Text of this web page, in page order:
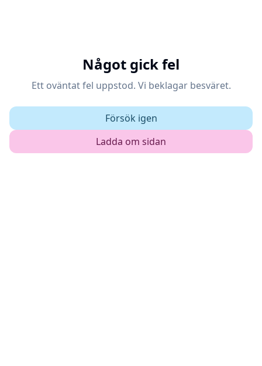
Något gick fel
Ett oväntat fel uppstod. Vi beklagar besväret.
Försök igen
Ladda om sidan